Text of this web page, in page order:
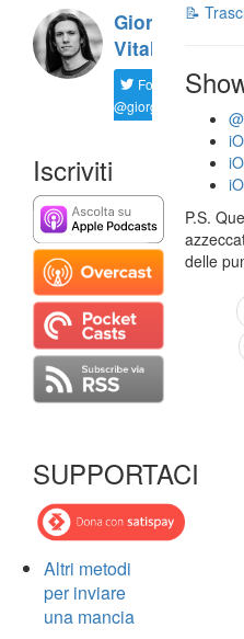
Giorgio
Vitali
Follow
@giorgio__vit
Iscriviti
SUPPORTACI
Altri metodi
per inviare
una mancia
📝
P.S.
delle